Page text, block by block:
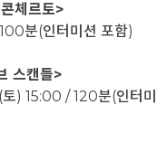
체르토>
분(인터미션 포함)
스캔들>
) 15:00 / 120분(인터미